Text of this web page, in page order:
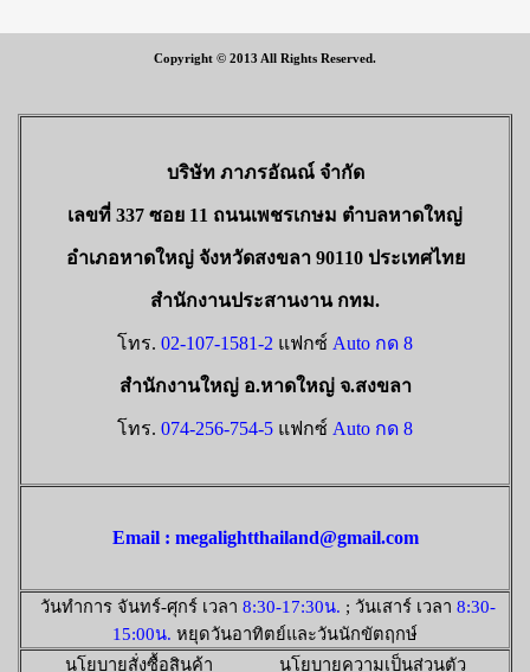
Copyright © 2013 All Rights Reserved.
บริษัท ภาภรอัณณ์ จำกัด
เลขที่ 337 ซอย 11 ถนนเพชรเกษม ตำบลหาดใหญ่
อำเภอหาดใหญ่ จังหวัดสงขลา 90110 ประเทศไทย
สำนักงานประสานงาน กทม.
โทร. 02-107-1581-2 แฟกซ์ Auto กด 8
สำนักงานใหญ่ อ.หาดใหญ่ จ.สงขลา
โทร. 074-256-754-5 แฟกซ์ Auto กด 8
Email : megalightthailand@gmail.com
วันทำการ จันทร์-ศุกร์ เวลา 8:30-17:30น. ; วันเสาร์ เวลา 8:30-
15:00น. หยุดวันอาทิตย์และวันนักขัตฤกษ์
นโยบายสั่งซื้อสินค้า นโยบายความเป็นส่วนตัว